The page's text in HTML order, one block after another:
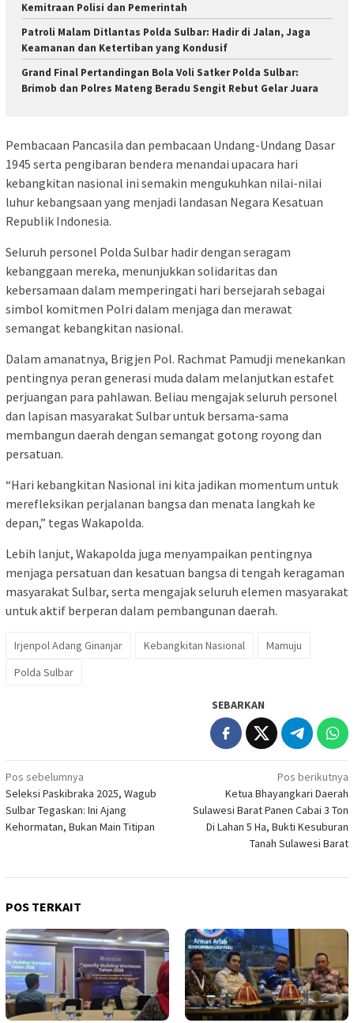
Kemitraan Polisi dan Pemerintah
Patroli Malam Ditlantas Polda Sulbar: Hadir di Jalan, Jaga
Keamanan dan Ketertiban yang Kondusif
Grand Final Pertandingan Bola Voli Satker Polda Sulbar:
Brimob dan Polres Mateng Beradu Sengit Rebut Gelar Juara
Pembacaan Pancasila dan pembacaan Undang-Undang Dasar
1945 serta pengibaran bendera menandai upacara hari
kebangkitan nasional ini semakin mengukuhkan nilai-nilai
luhur kebangsaan yang menjadi landasan Negara Kesatuan
Republik Indonesia.
Seluruh personel Polda Sulbar hadir dengan seragam
kebanggaan mereka, menunjukkan solidaritas dan
kebersamaan dalam memperingati hari bersejarah sebagai
simbol komitmen Polri dalam menjaga dan merawat
semangat kebangkitan nasional.
Dalam amanatnya, Brigjen Pol. Rachmat Pamudji menekankan
pentingnya peran generasi muda dalam melanjutkan estafet
perjuangan para pahlawan. Beliau mengajak seluruh personel
dan lapisan masyarakat Sulbar untuk bersama-sama
membangun daerah dengan semangat gotong royong dan
persatuan.
“Hari kebangkitan Nasional ini kita jadikan momentum untuk
merefleksikan perjalanan bangsa dan menata langkah ke
depan,” tegas Wakapolda.
Lebih lanjut, Wakapolda juga menyampaikan pentingnya
menjaga persatuan dan kesatuan bangsa di tengah keragaman
masyarakat Sulbar, serta mengajak seluruh elemen masyarakat
untuk aktif berperan dalam pembangunan daerah.
Irjenpol Adang Ginanjar Kebangkitan Nasional
Mamuju
Polda Sulbar
SEBARKAN
Navigasi
pos
Pos sebelumnya
Seleksi Paskibraka 2025, Wagub
Sulbar Tegaskan: Ini Ajang
Kehormatan, Bukan Main Titipan
Pos berikutnya
Ketua Bhayangkari Daerah
Sulawesi Barat Panen Cabai 3 Ton
Di Lahan 5 Ha, Bukti Kesuburan
Tanah Sulawesi Barat
POS TERKAIT